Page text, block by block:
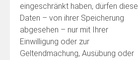
eingeschränkt haben, dürfen diese
Daten – von ihrer Speicherung
abgesehen – nur mit Ihrer
Einwilligung oder zur
Geltendmachung, Ausübung oder